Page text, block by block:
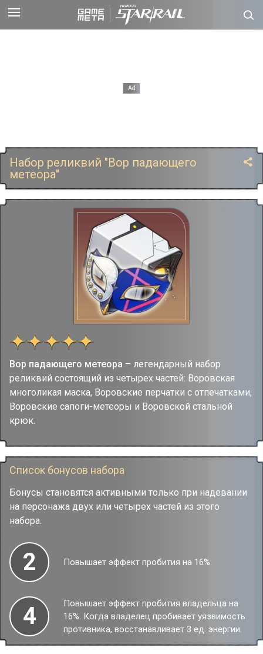
Набор реликвий "Вор падающего
метеора"
Вор падающего метеора – легендарный набор
реликвий состоящий из четырех частей: Воровская
многоликая маска, Воровские перчатки с отпечатками,
Воровские сапоги-метеоры и Воровской стальной
крюк.
Список бонусов набора
Бонусы становятся активными только при надевании
на персонажа двух или четырех частей из этого
набора.
2 Повышает эффект пробития на 16%.
4
Повышает эффект пробития владельца на
16%. Когда владелец пробивает уязвимость
противника, восстанавливает 3 ед. энергии.